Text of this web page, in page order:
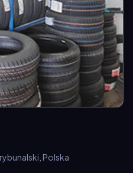
Polska